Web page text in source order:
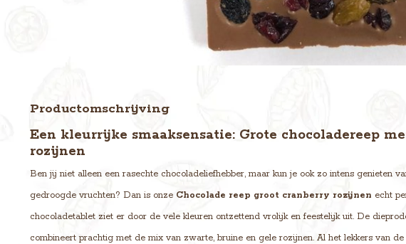
Productomschrijving
Een kleurrijke smaaksensatie: Grote chocoladereep
rozijnen
Ben jij niet alleen een rasechte chocoladeliefhebber, maar kun je ook zo intens genieten
gedroogde vruchten? Dan is onze Chocolade reep groot cranberry rozijnen echt
chocoladetablet ziet er door de vele kleuren ontzettend vrolijk en feestelijk uit. De
combineert prachtig met de mix van zwarte, bruine en gele rozijnen. Al het lekkers van